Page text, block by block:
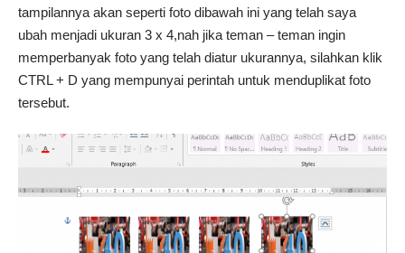
tampilannya akan seperti foto dibawah ini yang telah saya
ubah menjadi ukuran 3 x 4,nah jika teman – teman ingin
memperbanyak foto yang telah diatur ukurannya, silahkan klik
CTRL + D yang mempunyai perintah untuk menduplikat foto
tersebut.